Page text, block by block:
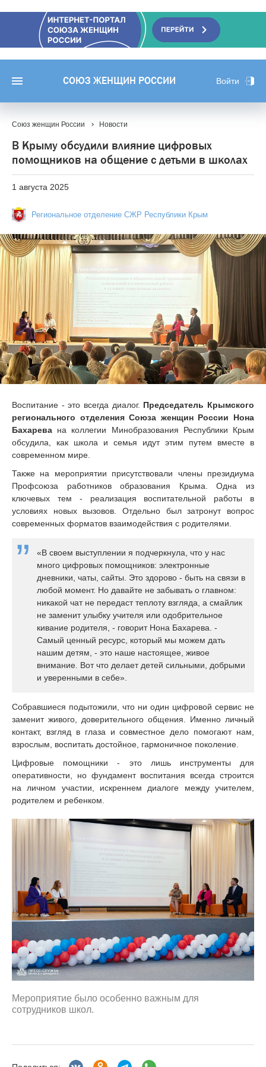
СОЮЗ ЖЕНЩИН РОССИИ Войти
Союз женщин России Новости
В Крыму обсудили влияние цифровых
помощников на общение с детьми в школах
1 августа 2025
Региональное отделение СЖР Республики Крым
Воспитание - это всегда диалог. Председатель Крымского
регионального отделения Союза женщин России
Нона
Бахарева на коллегии Минобразования Республики Крым
обсудила, как школа и семья идут этим путем вместе в
современном мире.
Также на мероприятии присутствовали члены президиума
Профсоюза работников образования Крыма. Одна из
ключевых тем - реализация воспитательной работы в
условиях новых вызовов. Отдельно был затронут вопрос
современных форматов взаимодействия с родителями.
«В своем выступлении я подчеркнула, что у нас
много цифровых помощников: электронные
дневники, чаты, сайты. Это здорово - быть на связи в
любой момент. Но давайте не забывать о главном:
никакой чат не передаст теплоту взгляда, а смайлик
не заменит улыбку учителя или одобрительное
кивание родителя, - говорит Нона Бахарева. -
Самый ценный ресурс, который мы можем дать
нашим детям, - это наше настоящее, живое
внимание. Вот что делает детей сильными, добрыми
и уверенными в себе».
Собравшиеся подытожили, что ни один цифровой сервис не
заменит живого, доверительного общения. Именно личный
контакт, взгляд в глаза и совместное дело помогают нам,
взрослым, воспитать достойное, гармоничное поколение.
Цифровые помощники - это лишь инструменты для
оперативности, но фундамент воспитания всегда строится
на личном участии, искреннем диалоге между учителем,
родителем и ребенком.
Мероприятие было особенно важным для
сотрудников школ.